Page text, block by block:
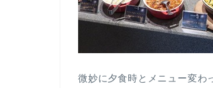
微妙に夕食時とメニュー変わ